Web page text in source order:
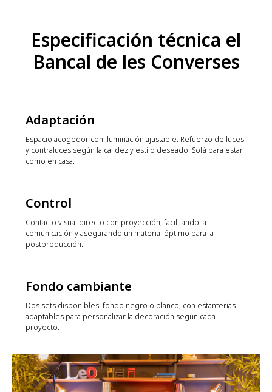
Especificación técnica el
Bancal de les Converses
Adaptación
Espacio acogedor con iluminación ajustable. Refuerzo de luces
y contraluces según la calidez y estilo deseado. Sofá para estar
como en casa.
Control
Contacto visual directo con proyección, facilitando la
comunicación y asegurando un material óptimo para la
postproducción.
Fondo cambiante
Dos sets disponibles: fondo negro o blanco, con estanterías
adaptables para personalizar la decoración según cada
proyecto.